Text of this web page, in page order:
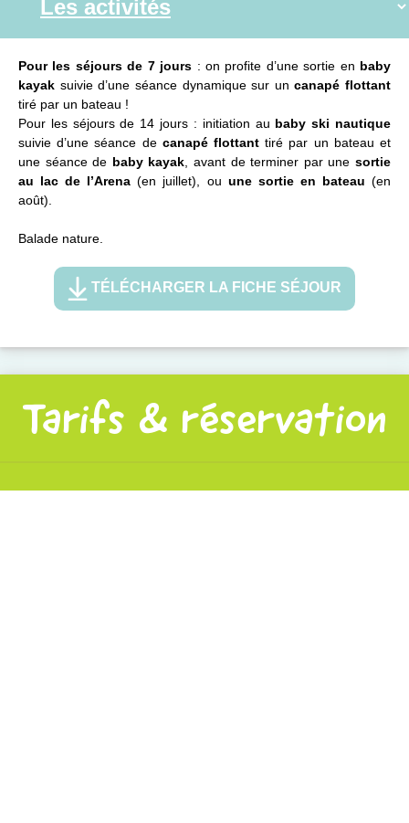
Pour les séjours de 7 jours : on profite d’une sortie en baby
kayak suivie d’une séance dynamique sur uncanapé flottant
tiré par un bateau !
Pour les séjours de 14 jours : initiation au baby ski nautique
suivie d’une séance de canapé flottanttiré par un bateau et
une séance de baby kayak, avant de terminer par une sortie
au lac de l’Arena(en juillet), ou une sortie en bateau(en
août).
Balade nature.
TÉLÉCHARGER LA FICHE SÉJOUR
Tarifs & réservation